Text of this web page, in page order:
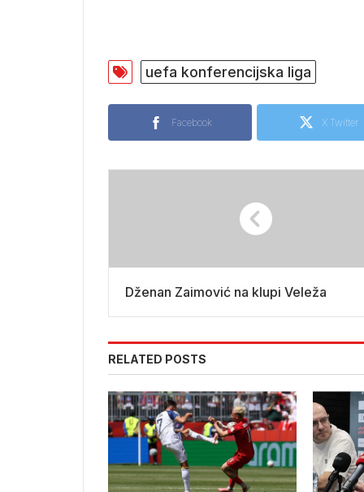
uefa konferencijska liga
Facebook X Twitter
Dženan Zaimović na klupi Veleža
RELATED POSTS